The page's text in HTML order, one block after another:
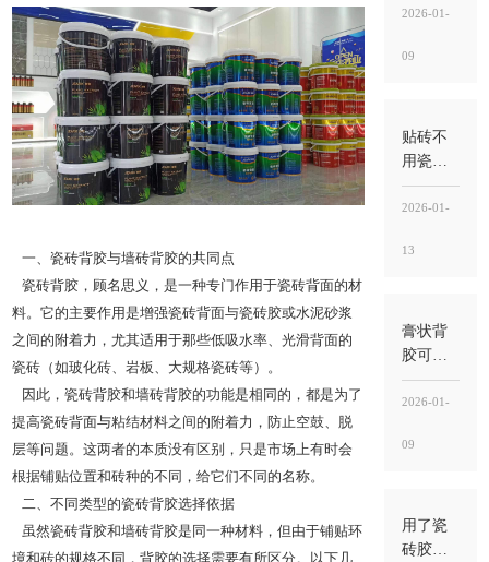
一、瓷砖背胶与墙砖背胶的共同点
瓷砖背胶，顾名思义，是一种专门作用于瓷砖背面的材
料。它的主要作用是增强瓷砖背面与瓷砖胶或水泥砂浆
之间的附着力，尤其适用于那些低吸水率、光滑背面的
瓷砖（如玻化砖、岩板、大规格瓷砖等）。
因此，瓷砖背胶和墙砖背胶的功能是相同的，都是为了
提高瓷砖背面与粘结材料之间的附着力，防止空鼓、脱
层等问题。这两者的本质没有区别，只是市场上有时会
根据铺贴位置和砖种的不同，给它们不同的名称。
二、不同类型的瓷砖背胶选择依据
虽然瓷砖背胶和墙砖背胶是同一种材料，但由于铺贴环
境和砖的规格不同，背胶的选择需要有所区分。以下几
胶吗？
背胶
砖胶
管“承托
粘结”
2026-01-
09
贴砖不
用瓷砖
胶可以
吗？能
要看瓷
况，别
把“能
贴”当“能
稳”
2026-01-
13
膏状背
胶可以
刷地面
吗？能
别刷错
是“刷砖
背”不
2026-01-
09
用了瓷
砖胶还